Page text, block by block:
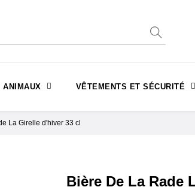
ANIMAUX VÊTEMENTS ET SÉCURITÉ
La Girelle d'hiver 33 cl
Bière De La Rade